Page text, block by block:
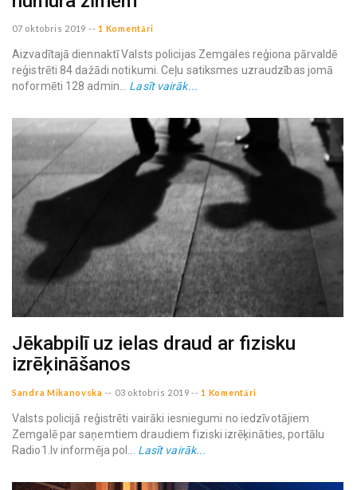
07 oktobris 2019 -- 1 Komentāri
Aizvadītajā diennaktī Valsts policijas Zemgales reģiona pārvaldē
reģistrēti 84 dažādi notikumi. Ceļu satiksmes uzraudzības jomā
noformēti 128 admin... Lasīt vairāk...
Jēkabpilī uz ielas draud ar fizisku
izrēķināšanos
Sandra Mikanovska -- 03 oktobris 2019 -- 1 Komentāri
Valsts policijā reģistrēti vairāki iesniegumi no iedzīvotājiem
Zemgalē par saņemtiem draudiem fiziski izrēķināties, portālu
Radio1.lv informēja pol... Lasīt vairāk...